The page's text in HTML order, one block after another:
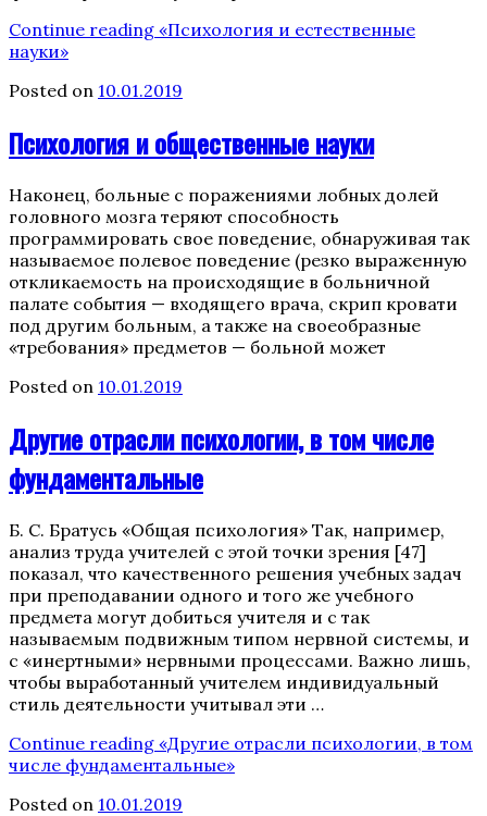
Continue reading «Психология и естественные
науки»
Posted on 10.01.2019
Психология и общественные науки
Наконец, больные с поражениями лобных долей
головного мозга теряют способность
программировать свое поведение, обнаруживая так
называемое полевое поведение (резко выраженную
откликаемость на происходящие в больничной
палате события — входящего врача, скрип кровати
под другим больным, а также на своеобразные
«требования» предметов — больной может
Posted on 10.01.2019
Другие отрасли психологии, в том числе
фундаментальные
Б. С. Братусь «Общая психология» Так, например,
анализ труда учителей с этой точки зрения [47]
показал, что качественного решения учебных задач
при преподавании одного и того же учебного
предмета могут добиться учителя и с так
называемым подвижным типом нервной системы, и
с «инертными» нервными процессами. Важно лишь,
чтобы выработанный учителем индивидуальный
стиль деятельности учитывал эти …
Continue reading «Другие отрасли психологии, в том
числе фундаментальные»
Posted on 10.01.2019